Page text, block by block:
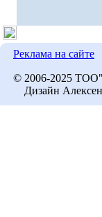
Реклама на сайте
© 2006-2025
Дизайн